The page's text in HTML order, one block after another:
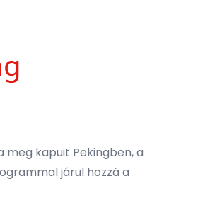
meg kapuit Pekingben, a
járul hozzá a